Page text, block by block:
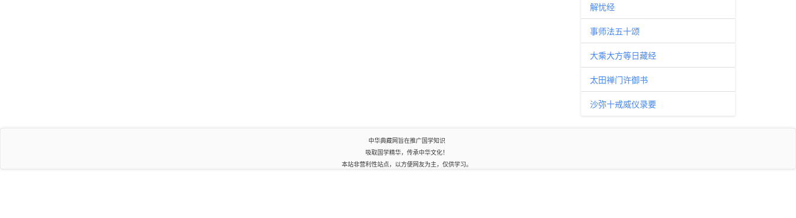
解忧经
事师法五十颂
大乘大方等日藏经
太田禅门许御书
沙弥十戒威仪录要
中华典藏网旨在推广国学知识
吸取国学精华，传承中华文化！
本站非营利性站点，以方便网友为主，仅供学习。